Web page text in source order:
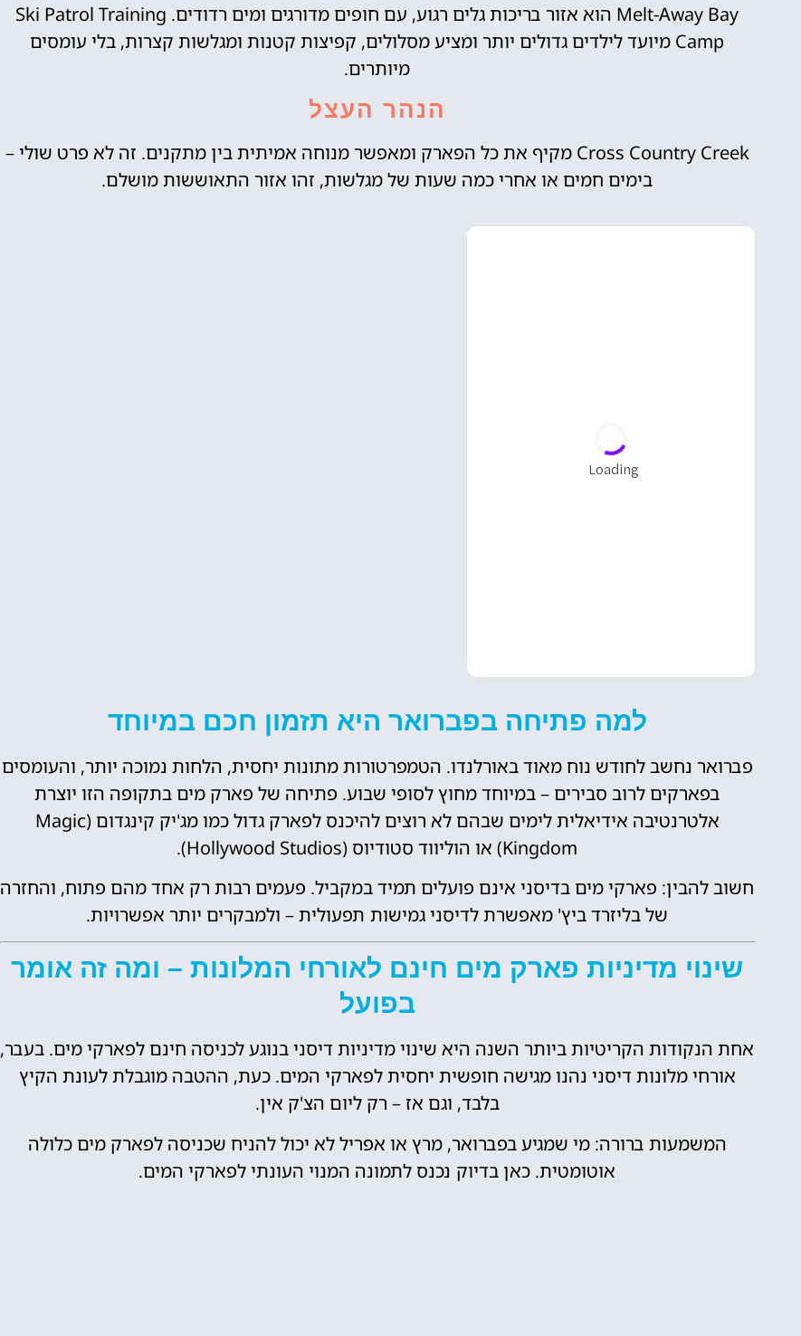
Melt-Away Bay הוא אזור בריכות גלים רגוע, עם חופים מדורגים ומים רדודים. Ski Patrol Training
Camp מיועד לילדים גדולים יותר ומציע מסלולים, קפיצות קטנות ומגלשות קצרות, בלי עומסים
מיותרים.
הנהר העצל
Cross Country Creek מקיף את כל הפארק ומאפשר מנוחה אמיתית בין מתקנים. זה לא פרט שולי –
בימים חמים או אחרי כמה שעות של מגלשות, זהו אזור התאוששות מושלם.
למה פתיחה בפברואר היא תזמון חכם במיוחד
פברואר נחשב לחודש נוח מאוד באורלנדו. הטמפרטורות מתונות יחסית, הלחות נמוכה יותר, והעומסים
בפארקים לרוב סבירים – במיוחד מחוץ לסופי שבוע. פתיחה של פארק מים בתקופה הזו יוצרת
אלטרנטיבה אידיאלית לימים שבהם לא רוצים להיכנס לפארק גדול כמו מג'יק קינגדום (Magic
Kingdom) או הוליווד סטודיוס (Hollywood Studios).
חשוב להבין: פארקי מים בדיסני אינם פועלים תמיד במקביל. פעמים רבות רק אחד מהם פתוח, והחזרה
של בליזרד ביץ' מאפשרת לדיסני גמישות תפעולית – ולמבקרים יותר אפשרויות.
שינוי מדיניות פארק מים חינם לאורחי המלונות – ומה זה אומר
בפועל
אחת הנקודות הקריטיות ביותר השנה היא שינוי מדיניות דיסני בנוגע לכניסה חינם לפארקי מים. בעבר,
אורחי מלונות דיסני נהנו מגישה חופשית יחסית לפארקי המים. כעת, ההטבה מוגבלת לעונת הקיץ
בלבד, וגם אז – רק ליום הצ'ק אין.
המשמעות ברורה: מי שמגיע בפברואר, מרץ או אפריל לא יכול להניח שכניסה לפארק מים כלולה
אוטומטית. כאן בדיוק נכנס לתמונה המנוי העונתי לפארקי המים.